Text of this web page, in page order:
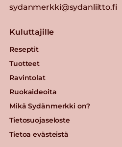
sydanmerkki@sydanliitto.fi
Kuluttajille
Reseptit
Tuotteet
Ravintolat
Ruokaideoita
Mikä Sydänmerkki on?
Tietosuojaseloste
Tietoa evästeistä